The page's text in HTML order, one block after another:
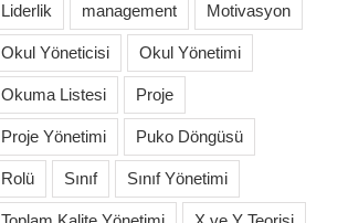
Liderlik management Motivasyon
Okul Yöneticisi Okul Yönetimi
Okuma Listesi Proje
Proje Yönetimi Puko Döngüsü
Rolü Sınıf Sınıf Yönetimi